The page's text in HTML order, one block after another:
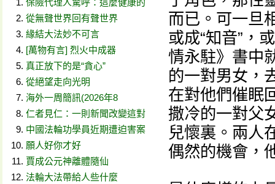
保險代理人驚呼：這麼健康的
從無聲世界回有聲世界
緣結大法妙不可言
[萬物有言] 烈火中成器
真正放下的是“貪心”
從絕望走向光明
海外一周簡訊(2026年8
仁者見仁：一則新聞改變這對
中國法輪功學員近期遭迫害案
願人好你才好
賈成公元神離體隨仙
法輪大法帶給人些什麼
而已。可一旦
或成“知音”，
情永駐》書中
的一對男女，
在對他們催眠
撒冷的一對父
兒懷裏。兩人
偶然的機會，